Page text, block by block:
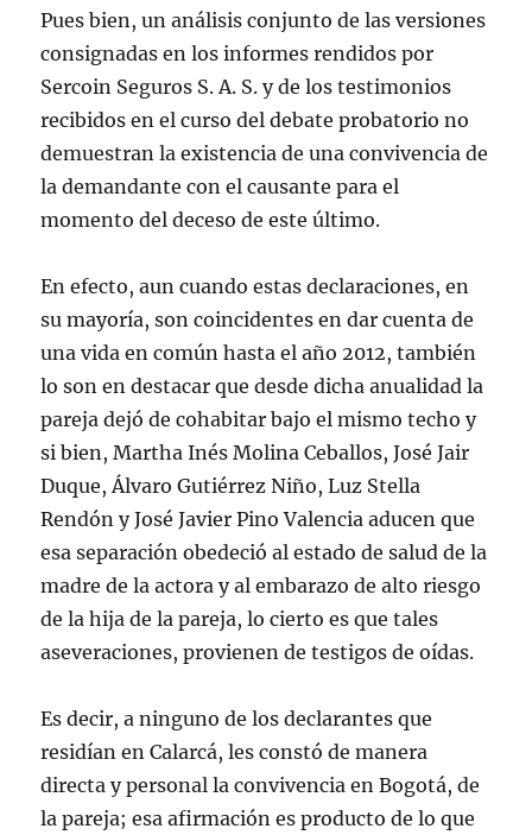
Pues bien, un análisis conjunto de las versiones
consignadas en los informes rendidos por
Sercoin Seguros S. A. S. y de los testimonios
recibidos en el curso del debate probatorio no
demuestran la existencia de una convivencia de
la demandante con el causante para el
momento del deceso de este último.
En efecto, aun cuando estas declaraciones, en
su mayoría, son coincidentes en dar cuenta de
una vida en común hasta el año 2012, también
lo son en destacar que desde dicha anualidad la
pareja dejó de cohabitar bajo el mismo techo y
si bien, Martha Inés Molina Ceballos, José Jair
Duque, Álvaro Gutiérrez Niño, Luz Stella
Rendón y José Javier Pino Valencia aducen que
esa separación obedeció al estado de salud de la
madre de la actora y al embarazo de alto riesgo
de la hija de la pareja, lo cierto es que tales
aseveraciones, provienen de testigos de oídas.
Es decir, a ninguno de los declarantes que
residían en Calarcá, les constó de manera
directa y personal la convivencia en Bogotá, de
la pareja; esa afirmación es producto de lo que